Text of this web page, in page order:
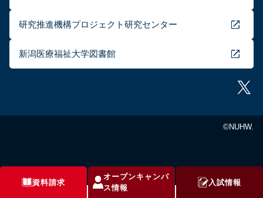
資料請求
オープンキャンパ
ス情報
入試情報
研究推進機構プロジェクト研究センター
新潟医療福祉大学図書館
©NUHW.